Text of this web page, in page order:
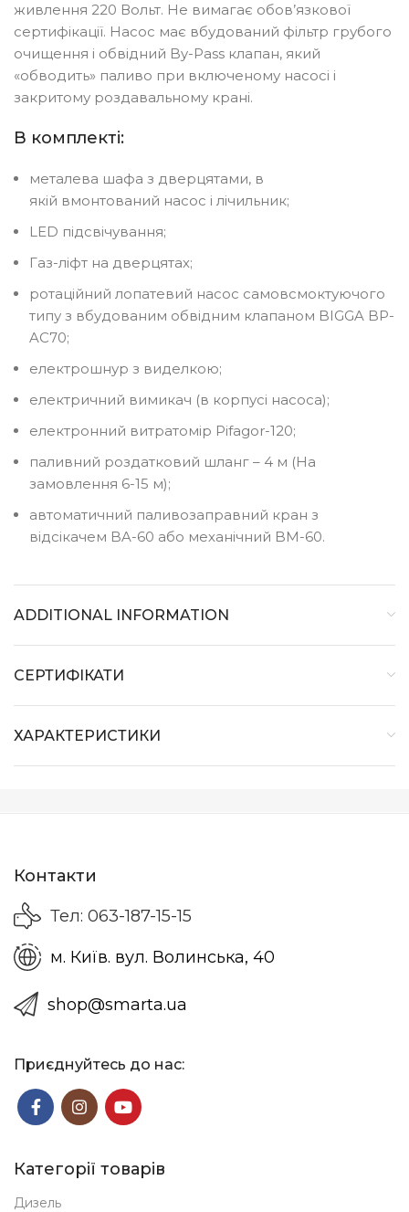
живлення 220 Вольт. Не вимагає обов’язкової
сертифікації. Насос має вбудований фільтр грубого
очищення і обвідний By-Pass клапан, який
«обводить» паливо при включеному насосі і
закритому роздавальному крані.
В комплекті:
металева шафа з дверцятами, в
якій вмонтований насос і лічильник;
LED підсвічування;
Газ-ліфт на дверцятах;
ротаційний лопатевий насос самовсмоктуючого
типу з вбудованим обвідним клапаном BIGGA BP-
AC70;
електрошнур з виделкою;
електричний вимикач (в корпусі насоса);
електронний витратомір Pifagor-120;
паливний роздатковий шланг – 4 м (На
замовлення 6-15 м);
автоматичний паливозаправний кран з
відсікачем BA-60 або механічний BM-60.
ADDITIONAL INFORMATION
СЕРТИФІКАТИ
ХАРАКТЕРИСТИКИ
Контакти
Тел: 063-187-15-15
м. Київ. вул. Волинська, 40
shop@smarta.ua
Приєднуйтесь до нас:
Категорії товарів
Дизель